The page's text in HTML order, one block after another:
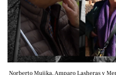
Norberto Mujika, Amparo Lasheras y